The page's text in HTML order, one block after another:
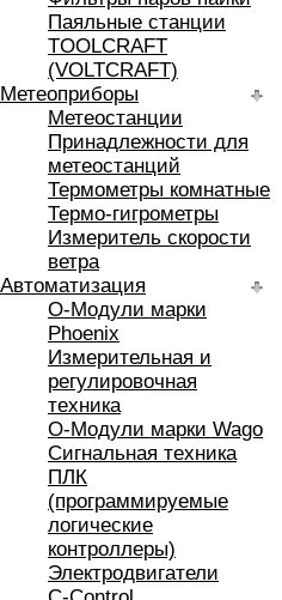
Паяльные станции
TOOLCRAFT
(VOLTCRAFT)
Метеоприборы
Метеостанции
Принадлежности для
метеостанций
Термометры комнатные
Термо-гигрометры
Измеритель скорости
ветра
Автоматизация
O-Модули марки
Phoenix
Измерительная и
регулировочная
техника
O-Модули марки Wago
Сигнальная техника
ПЛК
(программируемые
логические
контроллеры)
Электродвигатели